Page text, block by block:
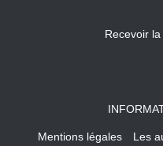
Recevoir
Mentions légales Les